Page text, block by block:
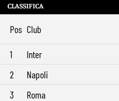
11:49 Brighton-Roma, ultimo test per
10:41
Rowe chiude alla Roma: “Sono
Castro e Dovbyk
9:32
Mercato Roma, Gasperini aspetta
CLASSIFICA
Pos Club
1 Inter
2
Napoli
3
Roma